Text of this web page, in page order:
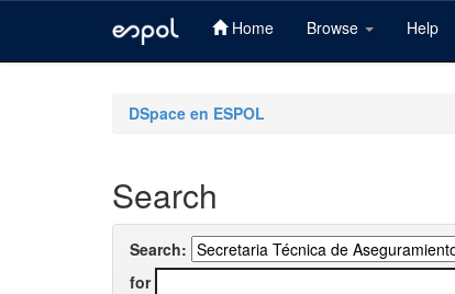
Home Browse Help
DSpace en ESPOL
Search
Search:
for